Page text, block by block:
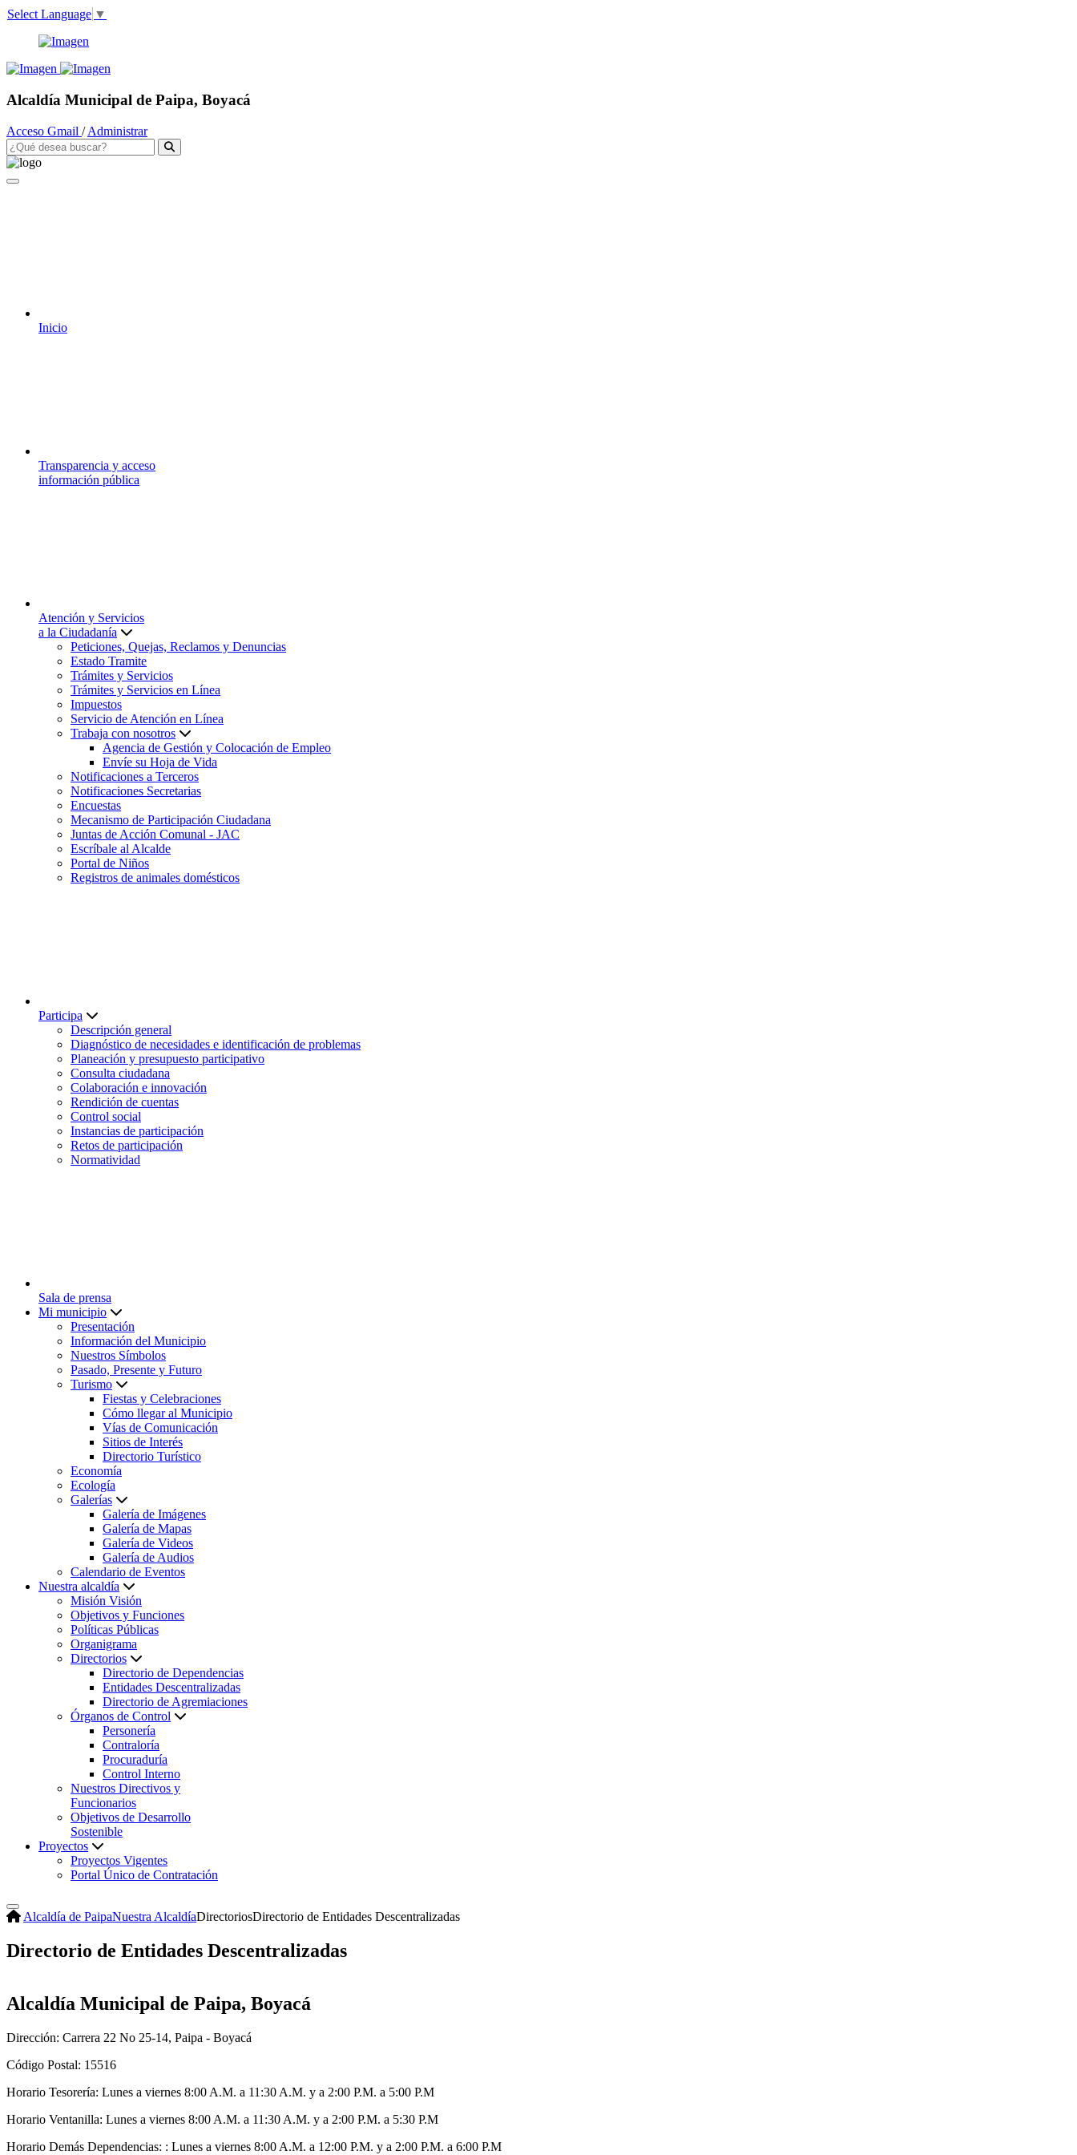
Select Language ▼
Alcaldía Municipal de Paipa, Boyacá
Acceso Gmail /Administrar
Inicio
Transparencia y acceso
información pública
Atención y Servicios
a la Ciudadanía
Peticiones, Quejas, Reclamos y Denuncias
Estado Tramite
Trámites y Servicios
Trámites y Servicios en Línea
Impuestos
Servicio de Atención en Línea
Trabaja con nosotros
Agencia de Gestión y Colocación de Empleo
Envíe su Hoja de Vida
Notificaciones a Terceros
Notificaciones Secretarias
Encuestas
Mecanismo de Participación Ciudadana
Juntas de Acción Comunal - JAC
Escríbale al Alcalde
Portal de Niños
Registros de animales domésticos
Participa
Descripción general
Diagnóstico de necesidades e identificación de problemas
Planeación y presupuesto participativo
Consulta ciudadana
Colaboración e innovación
Rendición de cuentas
Control social
Instancias de participación
Retos de participación
Normatividad
Sala de prensa
Mi municipio
Presentación
Información del Municipio
Nuestros Símbolos
Pasado, Presente y Futuro
Turismo
Fiestas y Celebraciones
Cómo llegar al Municipio
Vías de Comunicación
Sitios de Interés
Directorio Turístico
Economía
Ecología
Galerías
Galería de Imágenes
Galería de Mapas
Galería de Videos
Galería de Audios
Calendario de Eventos
Nuestra alcaldía
Misión Visión
Objetivos y Funciones
Políticas Públicas
Organigrama
Directorios
Directorio de Dependencias
Entidades Descentralizadas
Directorio de Agremiaciones
Órganos de Control
Personería
Contraloría
Procuraduría
Control Interno
Nuestros Directivos y
Funcionarios
Objetivos de Desarrollo
Sostenible
Proyectos
Proyectos Vigentes
Portal Único de Contratación
Alcaldía de PaipaNuestra AlcaldíaDirectoriosDirectorio de Entidades Descentralizadas
Directorio de Entidades Descentralizadas
Alcaldía Municipal de Paipa, Boyacá
Dirección: Carrera 22 No 25-14, Paipa - Boyacá
Código Postal: 15516
Horario Tesorería: Lunes a viernes 8:00 A.M. a 11:30 A.M. y a 2:00 P.M. a 5:00 P.M
Horario Ventanilla: Lunes a viernes 8:00 A.M. a 11:30 A.M. y a 2:00 P.M. a 5:30 P.M
Horario Demás Dependencias: : Lunes a viernes 8:00 A.M. a 12:00 P.M. y a 2:00 P.M. a 6:00 P.M